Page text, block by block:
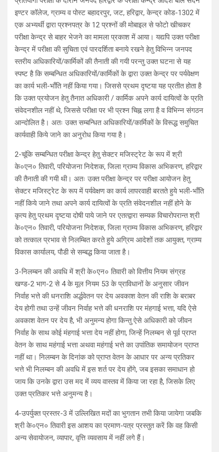
इण्टर कॉलेज, ग्राम्य व पोस्ट बहादरपुर, जट, हरिद्वार, केन्द्र कोड-1302 में
एक अभ्यर्थी द्वारा प्रश्नपत्र के 12 प्रश्नों की मोबाइल से फोटो खीचकर
परीक्षा केन्द्र से बाहर भेजने का मामला प्रकाश में आया। यद्यपि उक्त परीक्षा
केन्द्र में परीक्षा की सुचिता एवं पारदर्शिता बनाये रखने हेतु विभिन्न जनपद
स्तरीय अधिकारियों/कार्मिकों की तैनाती की गयी परन्तु उक्त घटना से यह
स्पष्ट है कि सम्बन्धित अधिकारियों/कार्मिकों के द्वारा उक्त केन्द्र पर पर्यवेक्षण
का कार्य भली-भाँति नहीं किया गया। जिससे प्रथम दृष्टया यह प्रतीत होता है
कि उक्त प्रयोजन हेतु तैनात अधिकारी / कार्मिक अपने कार्य दायित्वों के प्रति
संवेदनशील नहीं थे, जिससे परीक्षा पर भी प्रश्न चिह्न लगा है व विभिन्न संगठन
आन्दोलित है। अतः उक्त सम्बन्धित अधिकारियों/कार्मिकों के विरूद्ध समुचित
कार्यवाही किये जाने का अनुरोध किया गया है।
2-चूंकि सम्बन्धित परीक्षा केन्द्र हेतु सेक्टर मजिस्ट्रेट के रूप में श्री
के०एन० तिवारी, परियोजना निदेशक, जिला ग्राम्य विकास अभिकरण, हरिद्वार
की तैनाती की गयी थी। अतः उक्त परीक्षा केन्द्र पर परीक्षा आयोजन हेतु
सेक्टर मजिस्ट्रेट के रूप में पर्यवेक्षण का कार्य लापरवाही बरतते हुये भली-भाँति
नहीं किये जाने तथा अपने कार्य दायित्वों के प्रति संवेदनशील नहीं होने के
कृत्य हेतु प्रथम दृष्टया दोषी पाये जाने पर एतत्द्वारा सम्यक विचारोपरान्त श्री
के०एन० तिवारी, परियोजना निदेशक, जिला ग्राम्य विकास अभिकरण, हरिद्वार
को तत्काल प्रभाव से निलम्बित करते हुये अग्रिम आदेशों तक आयुक्त, ग्राम्य
विकास कार्यालय, पौडी से सम्बद्ध किया जाता है।
3-निलम्बन की अवधि में श्री के०एन० तिवारी को वित्तीय नियम संग्रह
खण्ड-2 भाग-2 से 4 के मूल नियम 53 के प्राविधानों के अनुसार जीवन
निर्वाह भत्ते की धनराशि अर्द्धवेतन पर देय अवकाश वेतन की राशि के बराबर
देय होगी तथा उन्हें जीवन निर्वाह भत्ते की धनराशि पर मंहगाई भत्ता, यदि ऐसे
अवकाश वेतन पर देय है, भी अनुमन्य होगा किन्तु ऐसे अधिकारी को जीवन
निर्वाह के साथ कोई मंहगाई भत्ता देय नहीं होगा, जिन्हें निलम्बन से पूर्व प्राप्त
वेतन के साथ महंगाई भत्ता अथवा महंगाई भत्ते का उपांतिक समायोजन प्राप्त
नहीं था। निलम्बन के दिनांक को प्राप्त वेतन के आधार पर अन्य प्रतिकर
भत्ते भी निलम्बन की अवधि में इस शर्त पर देय होंगे, जब इसका समाधान हो
जाय कि उनके द्वारा उस मद में व्यय वास्तव में किया जा रहा है, जिसके लिए
उक्त प्रतिकर भत्ते अनुमन्य है।
4-उपर्युक्त प्रस्तर-3 में उल्लिखित मदों का भुगतान तभी किया जायेगा जबकि
श्री के०एन० तिवारी इस आशय का प्रमाण-पत्र प्रस्तुत करें कि वह किसी
अन्य सेवायोजन, व्यापार, वृत्ति व्यवसाय में नहीं लगे हैं।